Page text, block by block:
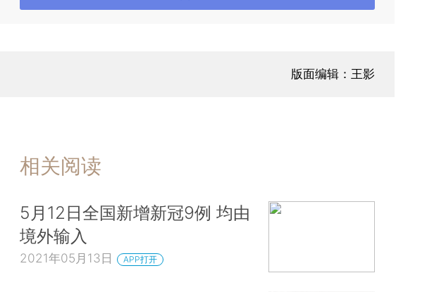
版面编辑：王影
相关阅读
5月12日全国新增新冠9例 均由
境外输入
2021年05月13日 APP打开